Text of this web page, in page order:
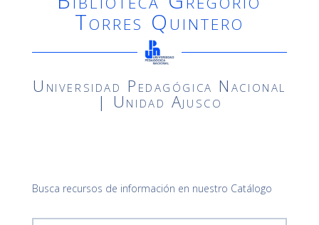
Torres Quintero
Universidad Pedagógica Nacional
| Unidad Ajusco
Busca recursos de información en nuestro Catálogo